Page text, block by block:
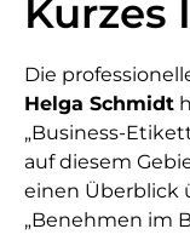
Kurzes
Die
Helga Schmidt
„Business-
auf diesem
einen Überblick
„Benehmen im